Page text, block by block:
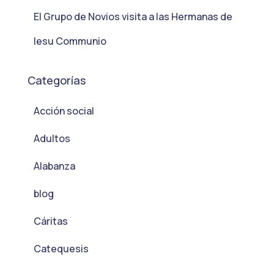
El Grupo de Novios visita a las Hermanas de
Iesu Communio
Categorías
Acción social
Adultos
Alabanza
blog
Cáritas
Catequesis